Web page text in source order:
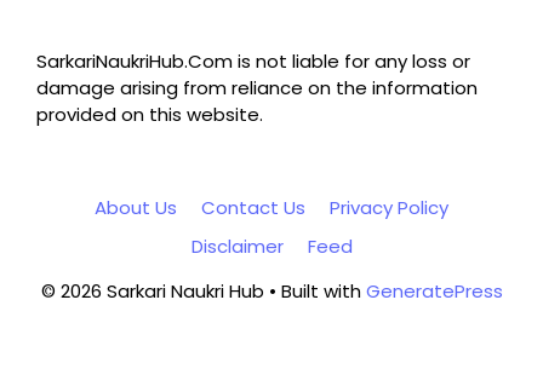
SarkariNaukriHub.Com is not liable for any loss or
damage arising from reliance on the information
provided on this website.
About Us Contact Us
Privacy Policy
Disclaimer
Feed
© 2026 Sarkari Naukri Hub • Built withGeneratePress